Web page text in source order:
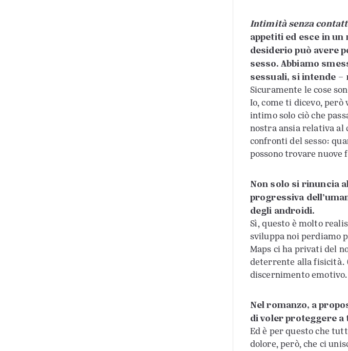
Intimità senza
appetiti ed esce in
desiderio può avere
sesso. Abbiamo
sessuali, si intende –
Sicuramente le cose
Io, come ti dicevo,
intimo solo ciò che
nostra ansia relativa al
confronti del sesso:
possono trovare nuove
Non solo si rinuncia
progressiva
degli androidi.
Sì, questo è molto
sviluppa noi perdiamo
Maps ci ha privati del
deterrente alla fisicità.
discernimento emotivo.
Nel romanzo, a
di voler proteggere
Ed è per questo che
dolore, però, che ci